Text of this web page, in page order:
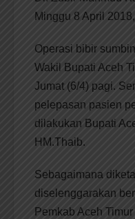
Minggu 8 April
Operasi bibir
Wakil Bupati Aceh
Jumat (6/4) pagi.
pelepasan pasien
dilakukan Bupati
HM.Thaib.
Sebagaimana
diselenggarakan
Pemkab Aceh